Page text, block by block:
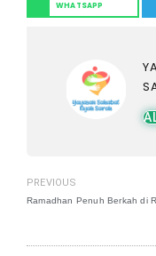
WHATSAPP
PREVIOUS